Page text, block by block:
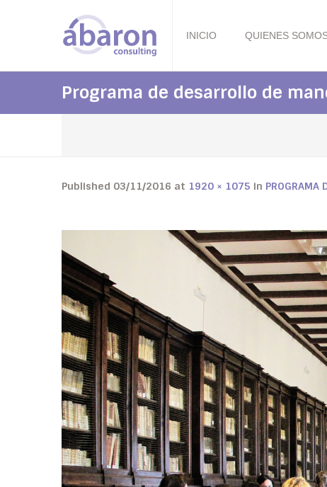
INICIO QUIENES
Programa de desarrollo de
Published 03/11/2016 at 1920 × 1075 in PROGRAMA